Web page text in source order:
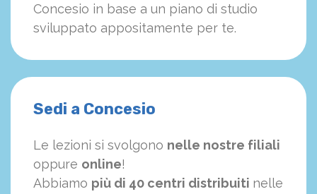
Concesio in base a un piano di studio
sviluppato appositamente per te.
Sedi a Concesio
Le lezioni si svolgono nelle nostre filiali
oppure online!
Abbiamo più di 40 centri distribuiti nelle